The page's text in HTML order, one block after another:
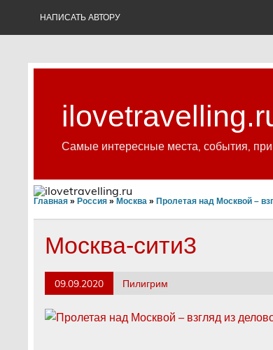
НАПИСАТЬ АВТОРУ
Самые интересные места, события,
Главная »Россия »Москва »Пролетая над Москвой –
Москва-сити3
09.09.2020 Пилигрим